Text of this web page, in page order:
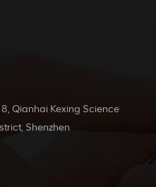
Qianhai Kexing Science
Shenzhen